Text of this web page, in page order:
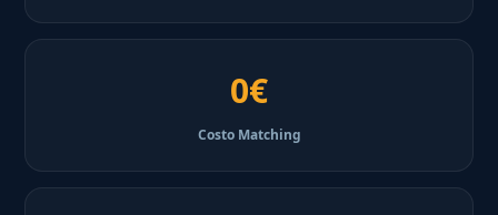
0€
Costo Matching